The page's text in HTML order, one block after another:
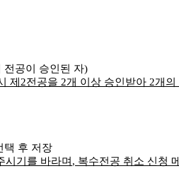
전공이 승인된 자)
제 2전공을 2개 이상 승인받아 2개의
택 후 저장
시기를 바라며 , 복수전공 취소 신청